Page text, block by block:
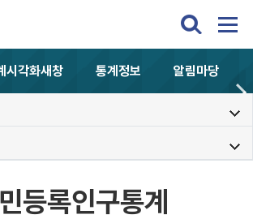
시각화새창 통계정보 알림마당
등록인구통계